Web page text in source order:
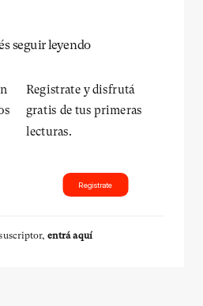
seguir leyendo
Registrate y disfrutá
gratis de tus primeras
lecturas.
Registrate
entrá aquí